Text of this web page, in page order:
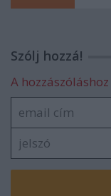
Szólj hozzá!
A